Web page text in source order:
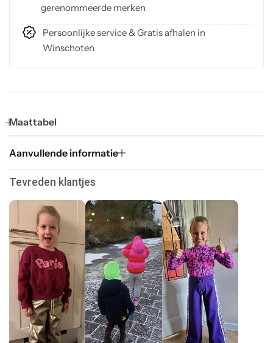
gerenommeerde merken
Persoonlijke service & Gratis afhalen in
Winschoten
Maattabel
Aanvullende informatie
Tevreden klantjes